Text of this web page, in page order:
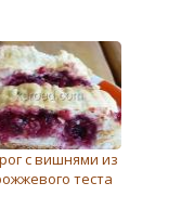
с вишнями из
теста